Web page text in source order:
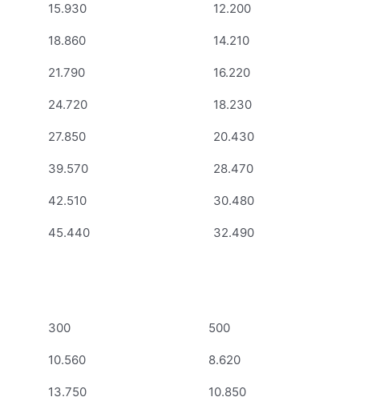
15.930 12.200
18.860 14.210
21.790 16.220
24.720 18.230
27.850 20.430
39.570 28.470
42.510 30.480
45.440 32.490
300 500
10.560 8.620
13.750 10.850